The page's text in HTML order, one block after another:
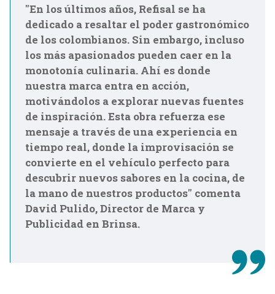
"En los últimos años, Refisal se ha
dedicado a resaltar el poder gastronómico
de los colombianos. Sin embargo, incluso
los más apasionados pueden caer en la
monotonía culinaria. Ahí es donde
nuestra marca entra en acción,
motivándolos a explorar nuevas fuentes
de inspiración. Esta obra refuerza ese
mensaje a través de una experiencia en
tiempo real, donde la improvisación se
convierte en el vehículo perfecto para
descubrir nuevos sabores en la cocina, de
la mano de nuestros productos" comenta
David Pulido, Director de Marca y
Publicidad en Brinsa.